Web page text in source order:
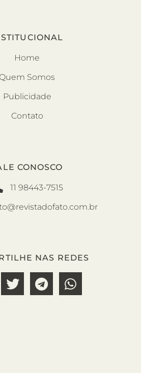
Home
Quem Somos
Publicidade
Contato
CONOSCO
11 98443-7515
NAS REDES